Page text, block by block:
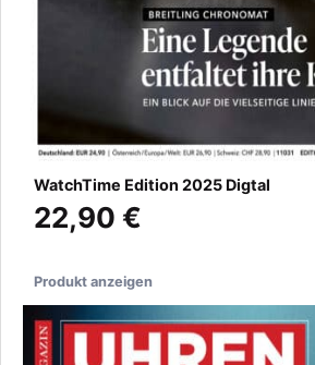
WatchTime Edition 2025 Digtal
22,90 €
Produkt anzeigen